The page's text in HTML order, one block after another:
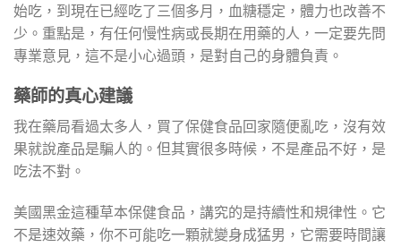
始吃，到現在已經吃了三個多月，血糖穩定，體力也改善不
少。重點是，有任何慢性病或長期在用藥的人，一定要先問
專業意見，這不是小心過頭，是對自己的身體負責。
藥師的真心建議
我在藥局看過太多人，買了保健食品回家隨便亂吃，沒有效
果就說產品是騙人的。但其實很多時候，不是產品不好，是
吃法不對。
美國黑金這種草本保健食品，講究的是持續性和規律性。它
不是速效藥，你不可能吃一顆就變身成猛男，它需要時間讓